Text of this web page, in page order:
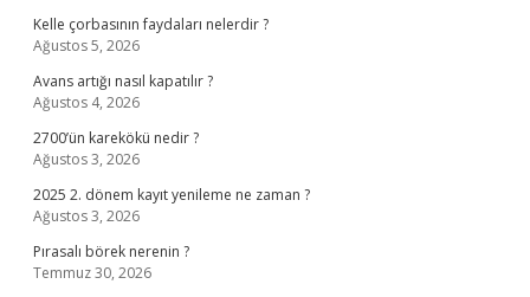
Kelle çorbasının faydaları nelerdir ?
Ağustos 5, 2026
Avans artığı nasıl kapatılır ?
Ağustos 4, 2026
2700’ün karekökü nedir ?
Ağustos 3, 2026
2025 2. dönem kayıt yenileme ne zaman ?
Ağustos 3, 2026
Pırasalı börek nerenin ?
Temmuz 30, 2026